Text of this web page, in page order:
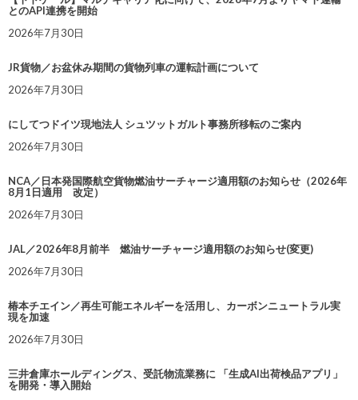
とのAPI連携を開始
2026年7月30日
JR貨物／お盆休み期間の貨物列車の運転計画について
2026年7月30日
にしてつドイツ現地法人 シュツットガルト事務所移転のご案内
2026年7月30日
NCA／日本発国際航空貨物燃油サーチャージ適用額のお知らせ（2026年
8月1日適用 改定）
2026年7月30日
JAL／2026年8月前半 燃油サーチャージ適用額のお知らせ(変更)
2026年7月30日
椿本チエイン／再生可能エネルギーを活用し、カーボンニュートラル実
現を加速
2026年7月30日
三井倉庫ホールディングス、受託物流業務に 「生成AI出荷検品アプリ」
を開発・導入開始